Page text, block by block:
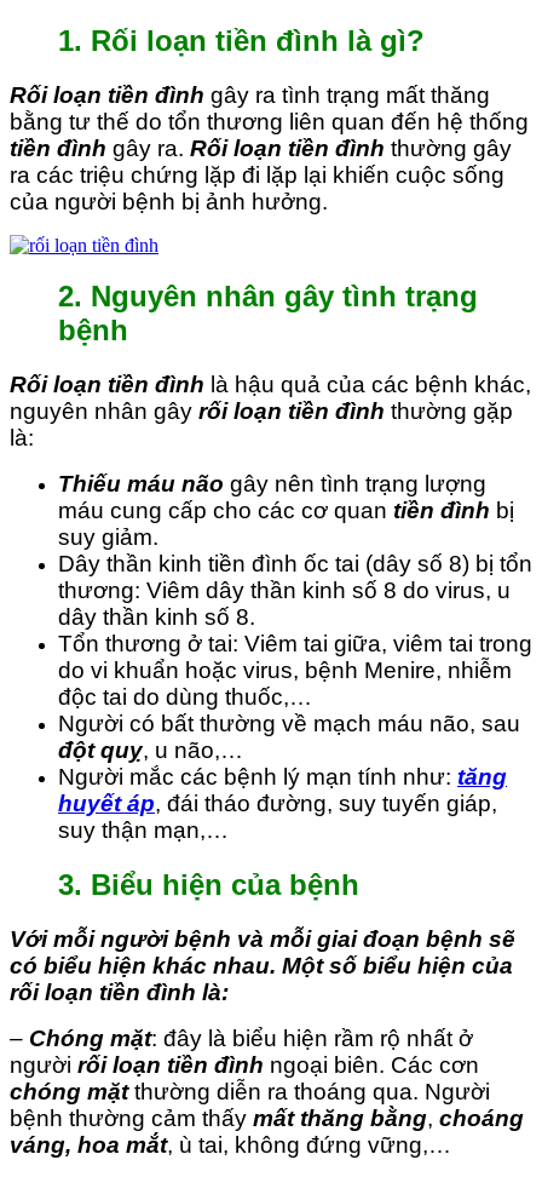
1. Rối loạn tiền đình là gì?
Rối loạn tiền đình gây ra tình trạng mất thăng
bằng tư thế do tổn thương liên quan đến hệ thống
tiền đình gây ra. Rối loạn tiền đình thường gây
ra các triệu chứng lặp đi lặp lại khiến cuộc sống
của người bệnh bị ảnh hưởng.
2. Nguyên nhân gây tình trạng
bệnh
Rối loạn tiền đình là hậu quả của các bệnh khác,
nguyên nhân gây rối loạn tiền đình thường gặp
là:
Thiếu máu não gây nên tình trạng lượng
máu cung cấp cho các cơ quan tiền đình bị
suy giảm.
Dây thần kinh tiền đình ốc tai (dây số 8) bị tổn
thương: Viêm dây thần kinh số 8 do virus, u
dây thần kinh số 8.
Tổn thương ở tai: Viêm tai giữa, viêm tai trong
do vi khuẩn hoặc virus, bệnh Menire, nhiễm
độc tai do dùng thuốc,…
Người có bất thường về mạch máu não, sau
đột quỵ, u não,…
Người mắc các bệnh lý mạn tính như: tăng
huyết áp, đái tháo đường, suy tuyến giáp,
suy thận mạn,…
3. Biểu hiện của bệnh
Với mỗi người bệnh và mỗi giai đoạn bệnh sẽ
có biểu hiện khác nhau. Một số biểu hiện của
rối loạn tiền đình là:
– Chóng mặt: đây là biểu hiện rầm rộ nhất ở
người rối loạn tiền đình ngoại biên. Các cơn
chóng mặtthường diễn ra thoáng qua. Người
bệnh thường cảm thấy mất thăng bằng, choáng
váng, hoa mắt, ù tai, không đứng vững,…